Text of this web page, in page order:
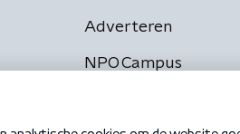
Adverteren
NPO Campus